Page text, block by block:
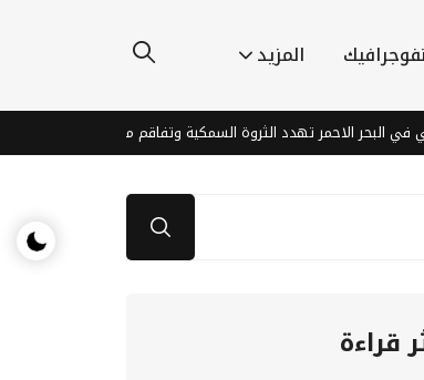
المزيد
الاحمر تهدد الثروة السمكية وتفاقم معاناة الصيادين في اليمن
قراءة